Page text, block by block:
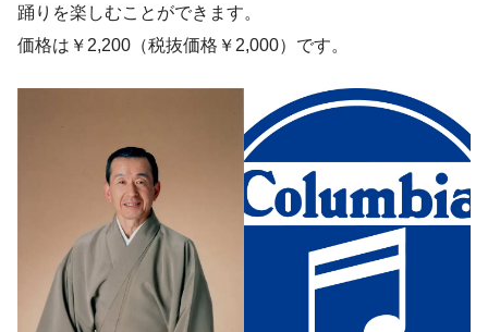
踊りを楽しむことができます。
価格は￥2,200（税抜価格￥2,000）です。